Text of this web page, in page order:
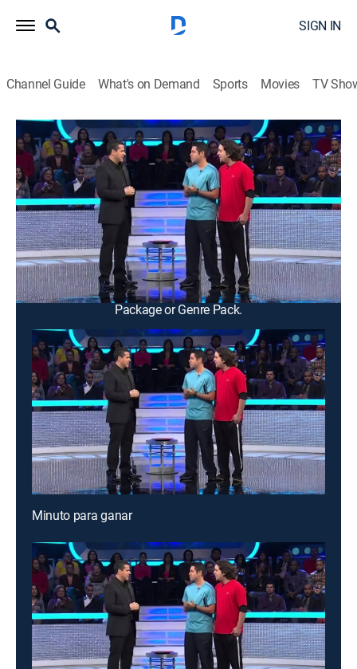
SIGN IN
Channel Guide What's on Demand Sports Movies TV
Minuto para ganar
Minuto para ganar
Game show|2026
Programa de juegos en donde los concursantes
compiten en desafíos de un minuto con niveles
crecientes de dificultad para tener la oportunidad de
ganar un premio en efectivo.
This content is currently unavailable with a DIRECTV
Package or Genre Pack.
Minuto para ganar